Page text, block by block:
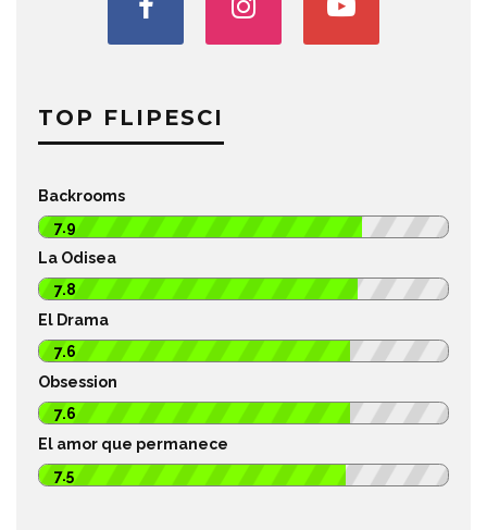
TOP FLIPESCI
Backrooms
7.9
La Odisea
7.8
El Drama
7.6
Obsession
7.6
El amor que permanece
7.5